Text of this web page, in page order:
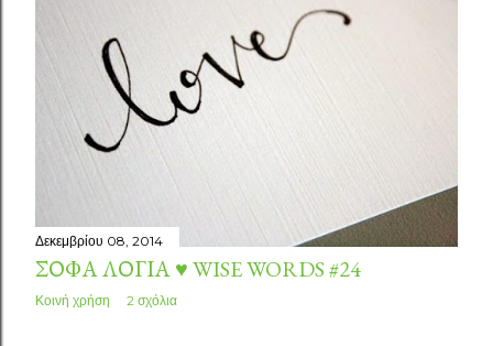
Δεκεμβρίου 08, 2014
ΣΟΦΆ ΛΌΓΙΑ ♥ WISE WORDS #24
Κοινή χρήση 2 σχόλια